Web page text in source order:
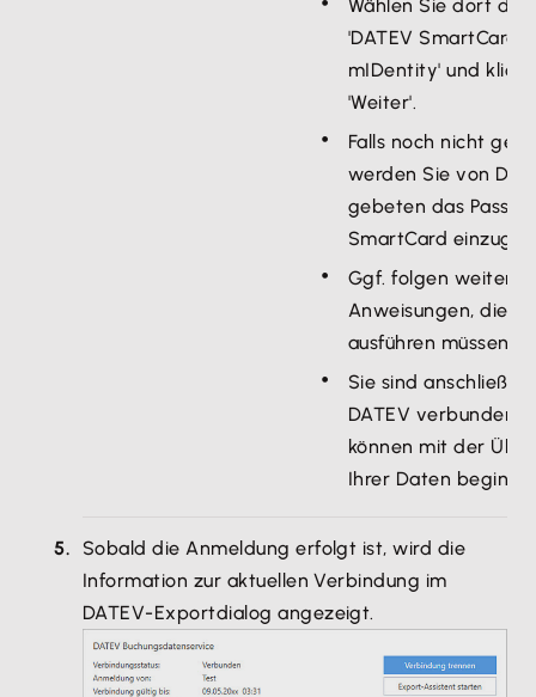
Wählen Sie dort die
'DATEV SmartCard /
mIDentity' und
'Weiter'.
Falls noch nicht
werden Sie von
gebeten das
SmartCard
Ggf. folgen weitere
Anweisungen, die
ausführen müssen.
Sie sind
DATEV verbunden
können mit der
Ihrer Daten
Sobald die Anmeldung erfolgt ist, wird die
Information zur aktuellen Verbindung im
DATEV-Exportdialog angezeigt.